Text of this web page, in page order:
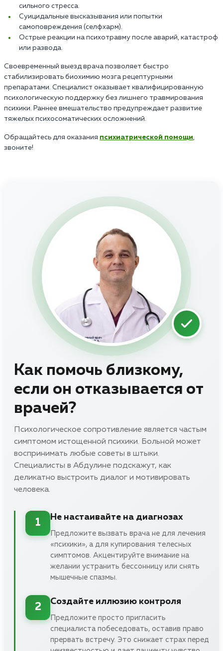
сильного стресса.
Суицидальные высказывания или попытки
самоповреждения (селфхарм).
Острые реакции на психотравму после аварий, катастроф
или развода.
Своевременный выезд врача позволяет быстро
стабилизировать биохимию мозга рецептурными
препаратами. Специалист оказывает квалифицированную
психологическую поддержку без лишнего травмирования
психики. Раннее вмешательство предупреждает развитие
тяжелых психосоматических осложнений.
Обращайтесь для оказания психиатрической помощи,
звоните!
Как помочь близкому,
если он отказывается от
врачей?
Психологическое сопротивление является частым
симптомом истощенной психики. Больной может
воспринимать любые советы в штыки.
Специалисты в Абдулине подскажут, как
деликатно выстроить диалог и мотивировать
человека.
1
Не настаивайте на диагнозах
Предложите вызвать врача не для лечения
«психики», а для купирования телесных
симптомов. Акцентируйте внимание на
желании устранить бессонницу или снять
мышечные спазмы.
2
Создайте иллюзию контроля
Предложите просто пригласить
специалиста побеседовать, оставив право
прервать встречу. Это снижает страх перед